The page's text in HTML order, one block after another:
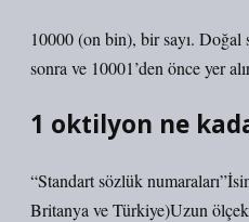
10000 (on bin), bir sayı. Doğal
sonra ve 10001’den önce yer
1 oktilyon ne
“Standart sözlük
Britanya ve Türkiye)Uzun